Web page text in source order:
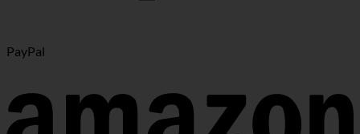
PayPal